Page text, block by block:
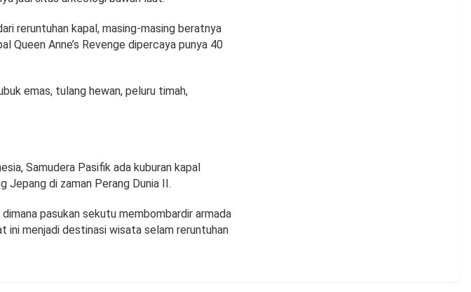
reruntuhan kapal, masing-masing beratnya
Anne’s Revenge dipercaya punya 40
emas, tulang hewan, peluru timah,
Samudera Pasifik ada kuburan kapal
Jepang di zaman Perang Dunia II.
pasukan sekutu membombardir armada
menjadi destinasi wisata selam reruntuhan